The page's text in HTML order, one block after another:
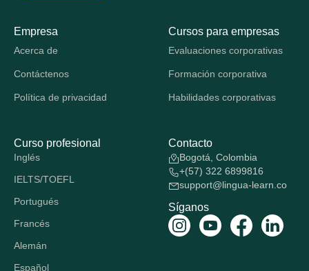
Empresa
Acerca de
Contáctenos
Política de privacidad
Cursos para empresas
Evaluaciones corporativas
Formación corporativa
Habilidades corporativas
Curso profesional
Inglés
IELTS/TOEFL
Portugués
Francés
Alemán
Español
Contacto
Bogotá, Colombia
+(57) 322 6899816
support@lingua-learn.co
Síganos